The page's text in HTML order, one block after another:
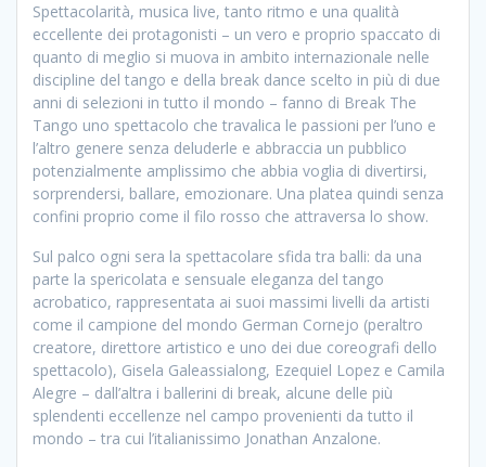
Spettacolarità, musica live, tanto ritmo e una qualità
eccellente dei protagonisti – un vero e proprio spaccato di
quanto di meglio si muova in ambito internazionale nelle
discipline del tango e della break dance scelto in più di due
anni di selezioni in tutto il mondo – fanno di Break The
Tango uno spettacolo che travalica le passioni per l’uno e
l’altro genere senza deluderle e abbraccia un pubblico
potenzialmente amplissimo che abbia voglia di divertirsi,
sorprendersi, ballare, emozionare. Una platea quindi senza
confini proprio come il filo rosso che attraversa lo show.
Sul palco ogni sera la spettacolare sfida tra balli: da una
parte la spericolata e sensuale eleganza del tango
acrobatico, rappresentata ai suoi massimi livelli da artisti
come il campione del mondo German Cornejo (peraltro
creatore, direttore artistico e uno dei due coreografi dello
spettacolo), Gisela Galeassialong, Ezequiel Lopez e Camila
Alegre – dall’altra i ballerini di break, alcune delle più
splendenti eccellenze nel campo provenienti da tutto il
mondo – tra cui l’italianissimo Jonathan Anzalone.